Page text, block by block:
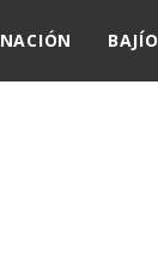
NACIÓN BAJÍO